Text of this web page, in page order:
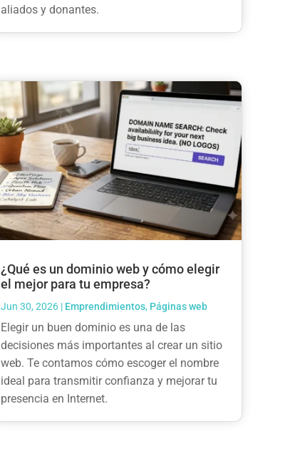
aliados y donantes.
¿Qué es un dominio web y cómo elegir
el mejor para tu empresa?
Jun 30, 2026| Emprendimientos, Páginas web
Elegir un buen dominio es una de las
decisiones más importantes al crear un sitio
web. Te contamos cómo escoger el nombre
ideal para transmitir confianza y mejorar tu
presencia en Internet.